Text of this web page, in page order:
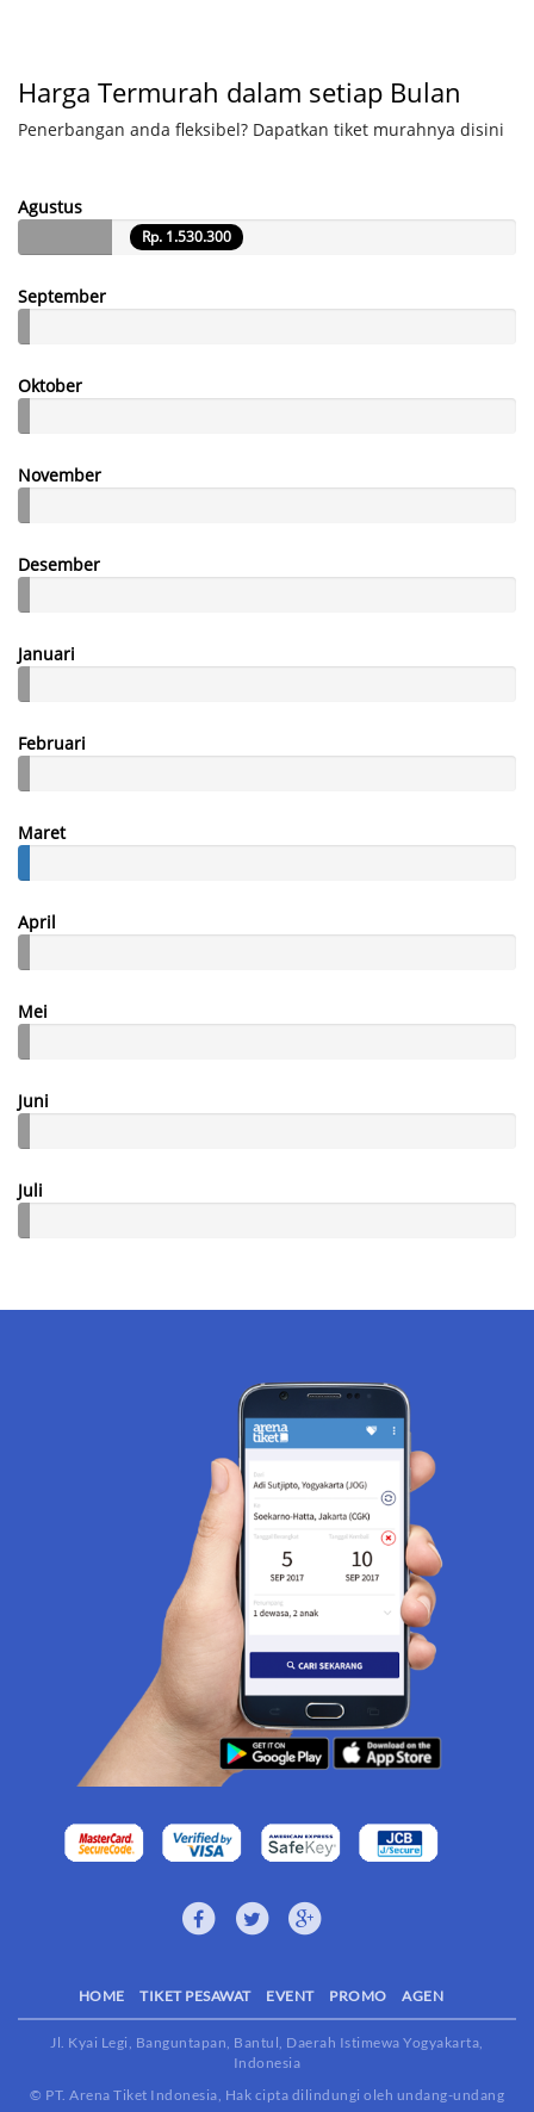
Harga Termurah dalam setiap Bulan
Penerbangan anda fleksibel? Dapatkan tiket murahnya disini
Agustus
Rp. 1.530.300
September
Oktober
November
Desember
Januari
Februari
Maret
April
Mei
Juni
Juli
HOME TIKET PESAWAT EVENT PROMO AGEN
Jl. Kyai Legi, Banguntapan, Bantul, Daerah Istimewa Yogyakarta,
Indonesia
© PT. Arena Tiket Indonesia, Hak cipta dilindungi oleh undang-undang